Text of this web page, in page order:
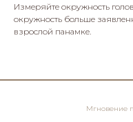
Измеряйте окружность
окружность больше
взрослой панамке.
Мгновение